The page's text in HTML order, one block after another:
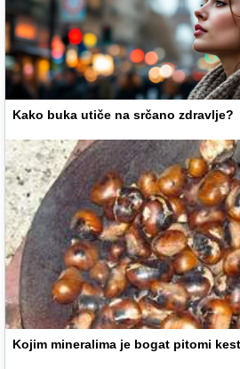
Kako buka utiče na srčano zdravlje?
Kojim mineralima je bogat pitomi